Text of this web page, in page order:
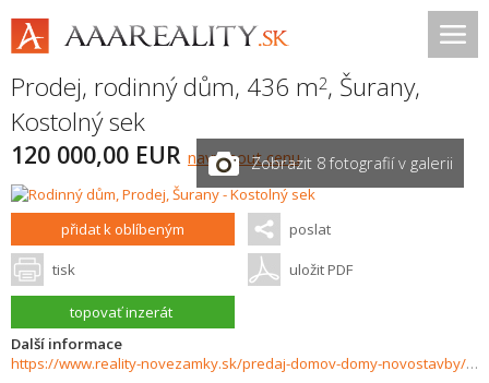
Prodej, rodinný dům, 436 m2, Šurany,
Kostolný sek
120 000,00 EUR navrhnout cenuZobrazit 8 fotografií v galerii
přidat k oblíbeným poslat
tisk uložit PDF
topovať inzerát
Další informace
https://www.reality-novezamky.sk/predaj-domov-domy-novostavby/Rodinny-dom-s-potencialom-v-tichej-casti-Surian---Kostolny-Sek.-36993/?utm_source=areality&utm_medium=xml&utm_term=36993&utm_content=dom&utm_campaign=portaly